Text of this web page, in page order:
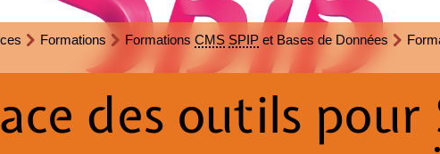
Formations Formations CMS SPIP et Bases de Données
des outils pour